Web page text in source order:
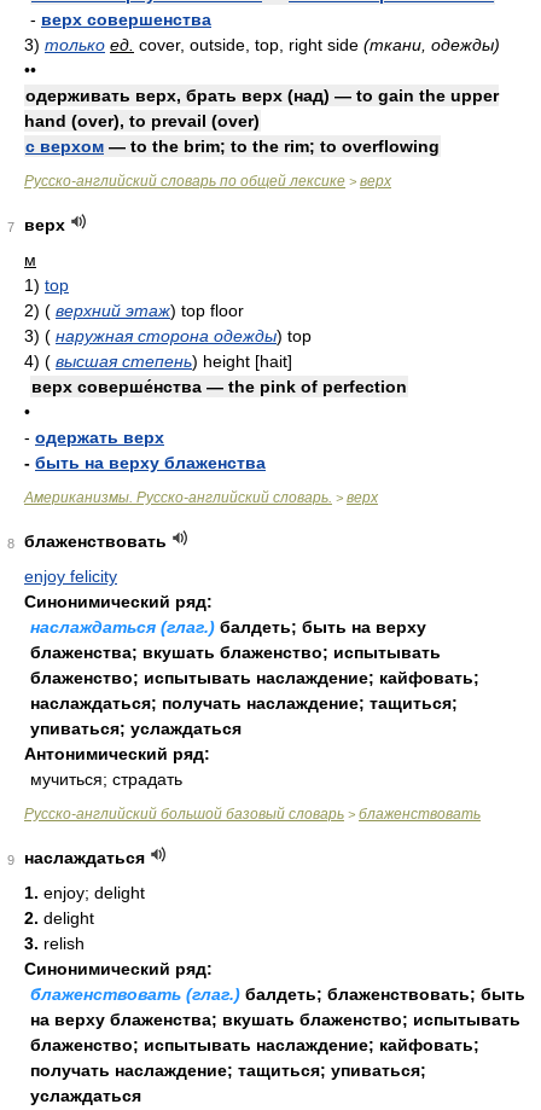
- верх совершенства
3) только ед. cover, outside, top, right side (ткани, одежды)
••
одерживать верх, брать верх (над) — to gain the upper
hand (over), to prevail (over)
с верхом — to the brim; to the rim; to overflowing
Русско-английский словарь по общей лексике > верх
7
верх
м
1) top
2) ( верхний этаж) top floor
3) ( наружная сторона одежды) top
4) ( высшая степень) height [hait]
верх соверше́нства — the pink of perfection
•
- одержать верх
- быть на верху блаженства
Американизмы. Русско-английский словарь. > верх
8
блаженствовать
enjoy felicity
Синонимический ряд:
наслаждаться (глаг.) балдеть; быть на верху
блаженства; вкушать блаженство; испытывать
блаженство; испытывать наслаждение; кайфовать;
наслаждаться; получать наслаждение; тащиться;
упиваться; услаждаться
Антонимический ряд:
мучиться; страдать
Русско-английский большой базовый словарь > блаженствовать
9
наслаждаться
1. enjoy; delight
2. delight
3. relish
Синонимический ряд:
блаженствовать (глаг.) балдеть; блаженствовать; быть
на верху блаженства; вкушать блаженство; испытывать
блаженство; испытывать наслаждение; кайфовать;
получать наслаждение; тащиться; упиваться;
услаждаться